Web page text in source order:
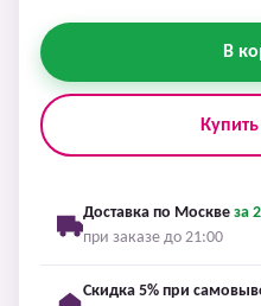
В
Доставка по Москве за
при заказе до 21:00
Скидка 5% при